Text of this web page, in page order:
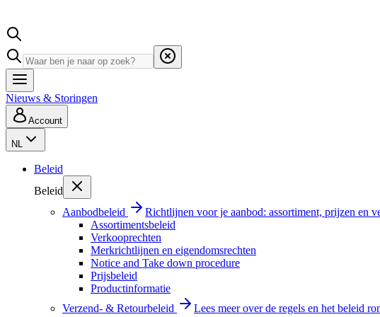
Nieuws & Storingen
Account
NL
Beleid
Beleid
Aanbodbeleid
Richtlijnen voor je aanbod: assortiment, prijzen en
Assortimentsbeleid
Verkooprechten
Merkrichtlijnen en eigendomsrechten
Notice and Take down procedure
Prijsbeleid
Productinformatie
Verzend- & Retourbeleid
Lees meer over de regels en het beleid